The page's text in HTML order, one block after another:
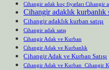
Cihangir adak koç fiyatları Cihangir
Cihangir adaklık kurbanlık
Cihangir adaklık kurban satışı
Cihangir adak satış
Cihangir Adak ve Kurban
Cihangir Adak ve Kurbanlık
Cihangir Adak ve Kurban Satışı
Cihangir Adak ve Kurban Cihangir